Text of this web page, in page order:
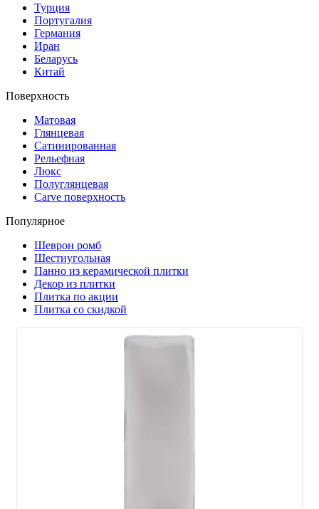
Турция
Португалия
Германия
Иран
Беларусь
Китай
Поверхность
Матовая
Глянцевая
Сатинированная
Рельефная
Люкс
Полуглянцевая
Carve поверхность
Популярное
Шеврон ромб
Шестиугольная
Панно из керамической плитки
Декор из плитки
Плитка по акции
Плитка со скидкой